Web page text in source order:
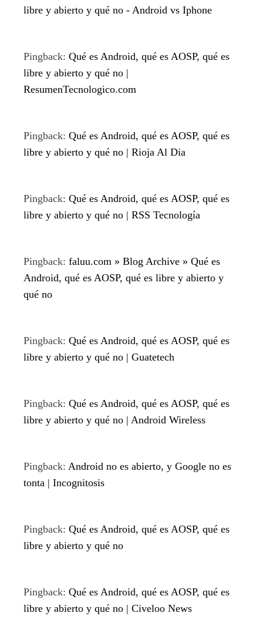
libre y abierto y qué no - Android vs Iphone
Pingback: Qué es Android, qué es AOSP, qué es
libre y abierto y qué no |
ResumenTecnologico.com
Pingback: Qué es Android, qué es AOSP, qué es
libre y abierto y qué no | Rioja Al Dia
Pingback: Qué es Android, qué es AOSP, qué es
libre y abierto y qué no | RSS Tecnología
Pingback: faluu.com » Blog Archive » Qué es
Android, qué es AOSP, qué es libre y abierto y
qué no
Pingback: Qué es Android, qué es AOSP, qué es
libre y abierto y qué no | Guatetech
Pingback: Qué es Android, qué es AOSP, qué es
libre y abierto y qué no | Android Wireless
Pingback: Android no es abierto, y Google no es
tonta | Incognitosis
Pingback: Qué es Android, qué es AOSP, qué es
libre y abierto y qué no
Pingback: Qué es Android, qué es AOSP, qué es
libre y abierto y qué no | Civeloo News